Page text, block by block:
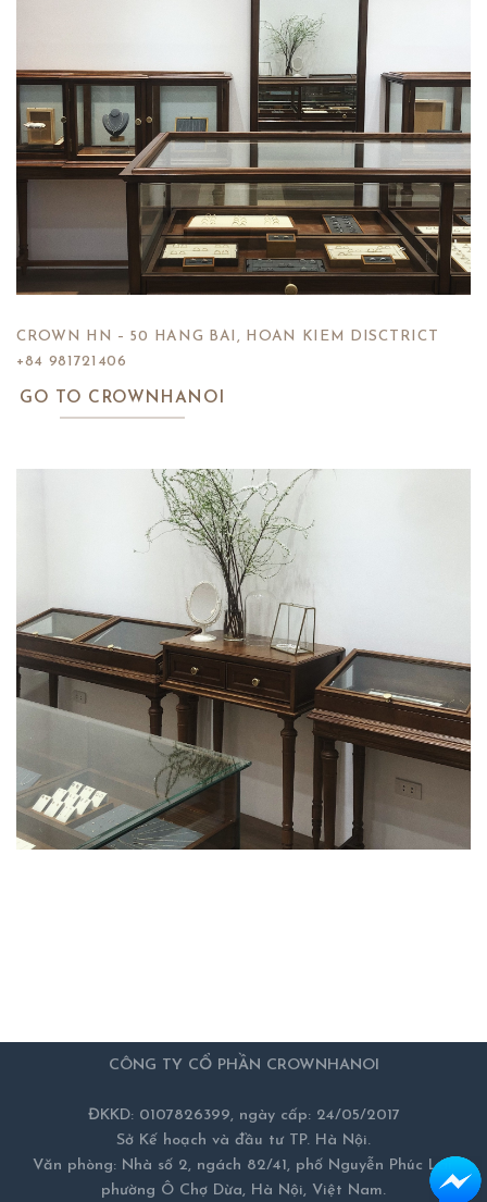
CROWN HN – 50 HANG BAI, HOAN KIEM DISCTRICT
+84 981721406
GO TO CROWNHANOI
CÔNG TY CỔ PHẦN CROWNHANOI
ĐKKD: 0107826399, ngày cấp: 24/05/2017
Sở Kế hoạch và đầu tư TP. Hà Nội.
Văn phòng: Nhà số 2, ngách 82/41, phố Nguyễn Phúc Lai,
phường Ô Chợ Dừa, Hà Nội, Việt Nam.